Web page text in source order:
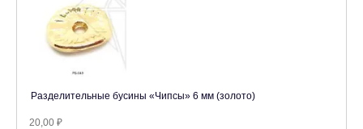
Разделительные бусины «Чипсы» 6 мм (золото)
20,00 ₽